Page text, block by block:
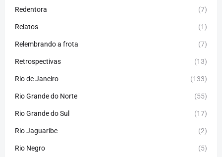
Redentora (7)
Relatos (1)
Relembrando a frota (7)
Retrospectivas (13)
Rio de Janeiro (133)
Rio Grande do Norte (55)
Rio Grande do Sul (17)
Rio Jaguaribe (2)
Rio Negro (5)